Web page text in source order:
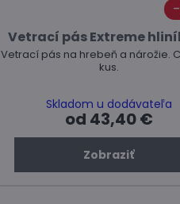
Vetrací pás Extreme
Vetrací pás na hrebeň a nárožie.
kus.
Skladom u dodávateľa
od 43,40 €
Zobraziť